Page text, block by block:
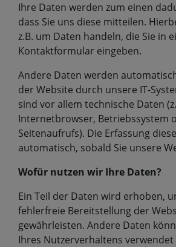
Ihre Daten werden zum einen
dass Sie uns diese mitteilen.
z.B. um Daten handeln, die Sie in
Kontaktformular eingeben.
Andere Daten werden
der Website durch unsere IT-
sind vor allem technische Daten
Internetbrowser, Betriebssystem
Seitenaufrufs). Die Erfassung
automatisch, sobald Sie unsere
Wofür nutzen wir Ihre Daten?
Ein Teil der Daten wird erhoben,
fehlerfreie Bereitstellung der
gewährleisten. Andere Daten
Ihres Nutzerverhaltens verwendet